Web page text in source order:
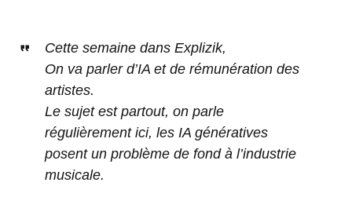
Cette semaine dans Explizik,
On va parler d’IA et de rémunération des
artistes.
Le sujet est partout, on parle
régulièrement ici, les IA génératives
posent un problème de fond à l’industrie
musicale.